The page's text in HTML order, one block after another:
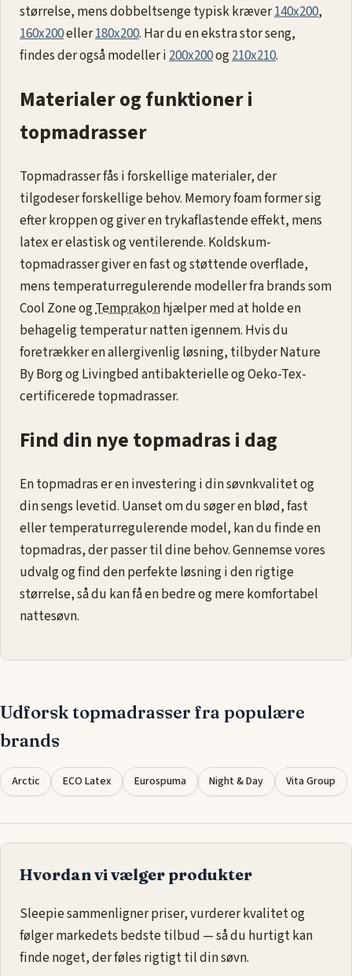
størrelse, mens dobbeltsenge typisk kræver140x200,
160x200eller180x200. Har du en ekstra stor seng,
findes der også modeller i 200x200og210x210.
Materialer og funktioner i
topmadrasser
Topmadrasser fås i forskellige materialer, der
tilgodeser forskellige behov. Memory foam former sig
efter kroppen og giver en trykaflastende effekt, mens
latex er elastisk og ventilerende. Koldskum-
topmadrasser giver en fast og støttende overflade,
mens temperaturregulerende modeller fra brands som
Cool Zone ogTemprakonhjælper med at holde en
behagelig temperatur natten igennem. Hvis du
foretrækker en allergivenlig løsning, tilbyder Nature
By Borg og Livingbed antibakterielle og Oeko-Tex-
certificerede topmadrasser.
Find din nye topmadras i dag
En topmadras er en investering i din søvnkvalitet og
din sengs levetid. Uanset om du søger en blød, fast
eller temperaturregulerende model, kan du finde en
topmadras, der passer til dine behov. Gennemse vores
udvalg og find den perfekte løsning i den rigtige
størrelse, så du kan få en bedre og mere komfortabel
nattesøvn.
Udforsk topmadrasser fra populære
brands
Arctic ECO Latex Eurospuma Night & Day Vita Group
Hvordan vi vælger produkter
Sleepie sammenligner priser, vurderer kvalitet og
følger markedets bedste tilbud — så du hurtigt kan
finde noget, der føles rigtigt til din søvn.